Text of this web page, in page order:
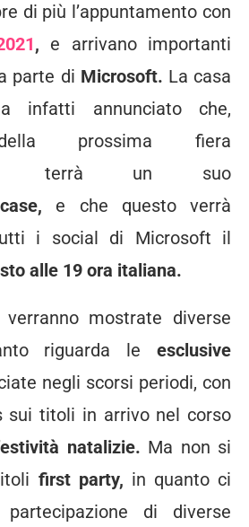
di più l’appuntamento con
, e arrivano importanti
parte di Microsoft. La casa
infatti annunciato che,
prossima fiera
terrà un suo
e che questo verrà
i social di Microsoft il
alle 19 ora italiana.
mostrate diverse
riguarda le esclusive
negli scorsi periodi, con
sui titoli in arrivo nel corso
natalizie. Ma non si
first party, in quanto ci
di diverse